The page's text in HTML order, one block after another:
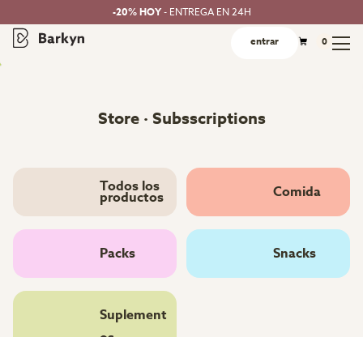
-20% HOY- ENTREGA EN 24H
entrar 0
Store · Subsscriptions
Todos los
productos Comida
Packs Snacks
Suplement